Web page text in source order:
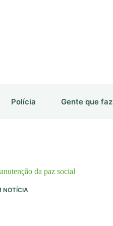
Polícia Gente que faz
da paz social
NOTÍCIA